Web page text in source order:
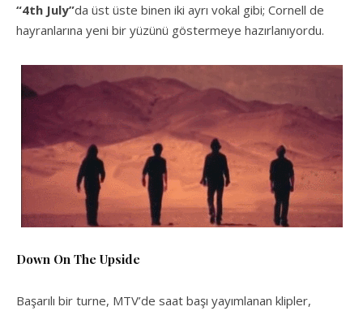
“4th July”da üst üste binen iki ayrı vokal gibi; Cornell de
hayranlarına yeni bir yüzünü göstermeye hazırlanıyordu.
Down On The Upside
Başarılı bir turne, MTV’de saat başı yayımlanan klipler,